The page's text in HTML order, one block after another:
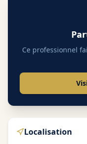
Ce professionnel
Localisation